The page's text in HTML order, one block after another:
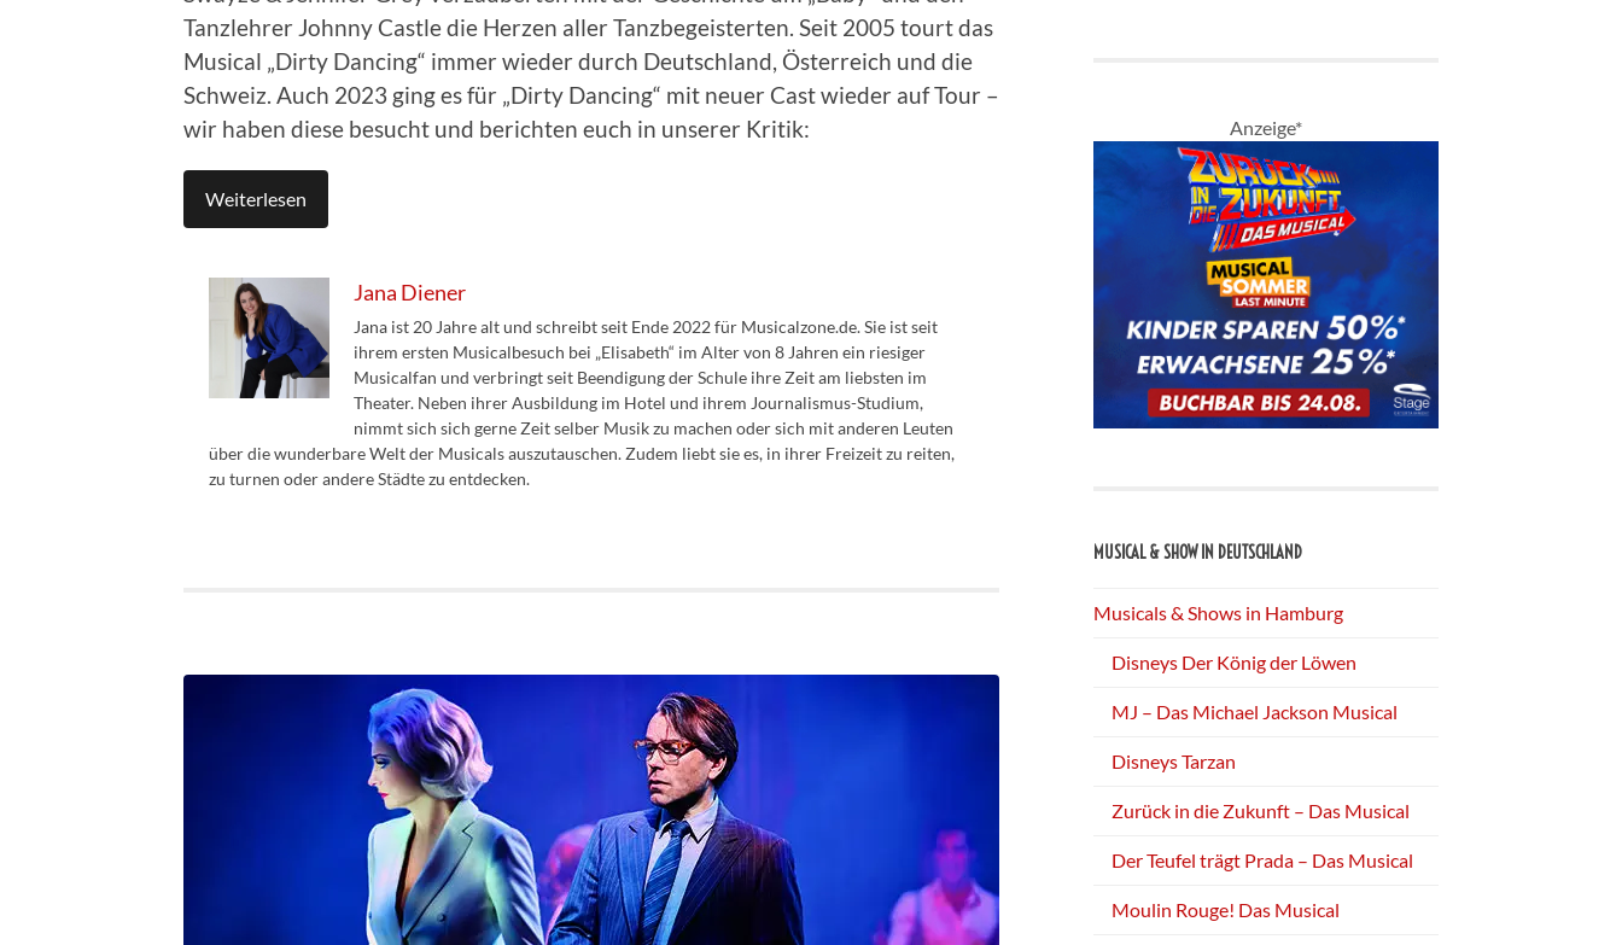
Tanzlehrer Johnny Castle die Herzen aller Tanzbegeisterten. Seit 2005 tourt das
Musical „Dirty Dancing“ immer wieder durch Deutschland, Österreich und die
Schweiz. Auch 2023 ging es für „Dirty Dancing“ mit neuer Cast wieder auf Tour –
wir haben diese besucht und berichten euch in unserer Kritik:
Weiterlesen
Jana Diener
Jana ist 20 Jahre alt und schreibt seit Ende 2022 für Musicalzone.de. Sie ist seit
ihrem ersten Musicalbesuch bei „Elisabeth“ im Alter von 8 Jahren ein riesiger
Musicalfan und verbringt seit Beendigung der Schule ihre Zeit am liebsten im
Theater. Neben ihrer Ausbildung im Hotel und ihrem Journalismus-Studium,
nimmt sich sich gerne Zeit selber Musik zu machen oder sich mit anderen Leuten
über die wunderbare Welt der Musicals auszutauschen. Zudem liebt sie es, in ihrer Freizeit zu reiten,
zu turnen oder andere Städte zu entdecken.
Anzeige*
MUSICAL & SHOW IN DEUTSCHLAND
Musicals & Shows in Hamburg
Disneys Der König der Löwen
MJ – Das Michael Jackson Musical
Disneys Tarzan
Zurück in die Zukunft – Das Musical
Der Teufel trägt Prada – Das Musical
Moulin Rouge! Das Musical